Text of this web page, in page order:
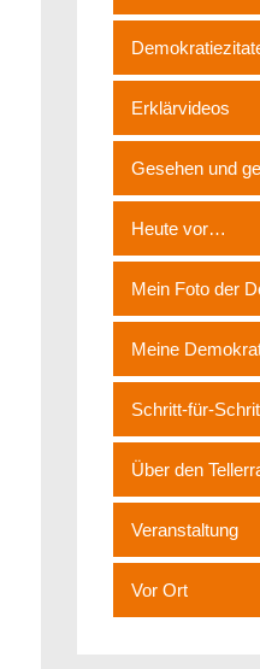
Erklärvideos
Gesehen und
Heute vor…
Mein Foto der
Meine
Schritt-für-
Über den
Veranstaltung
Vor Ort